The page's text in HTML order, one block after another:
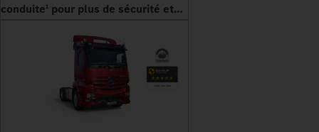
conduite1 pour plus de sécurité et